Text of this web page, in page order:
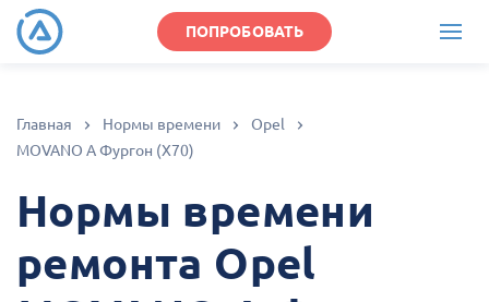
ПОПРОБОВАТЬ
Главная Нормы времени
Opel
MOVANO A Фургон (X70)
Нормы времени
ремонта Opel